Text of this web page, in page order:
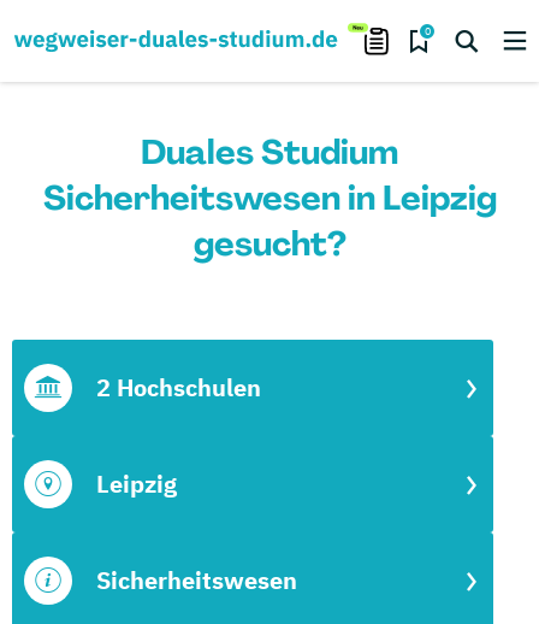
0
Duales Studium
Sicherheitswesen in Leipzig
gesucht?
Sicherheitswesen
Leipzig
2 Hochschulen